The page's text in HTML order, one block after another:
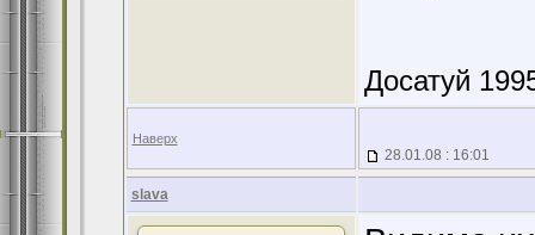
Досатуй
Наверх
28.01.08 : 16:01
slava